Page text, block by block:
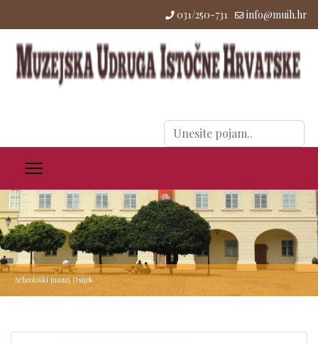
031/250-731 info@muih.hr
Traži
...
Arheološki muzej Osijek